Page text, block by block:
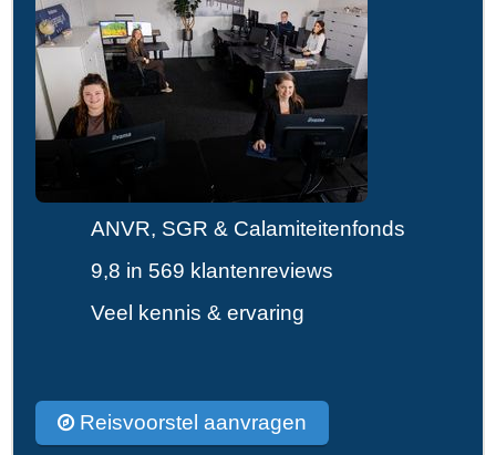
ANVR, SGR & Calamiteitenfonds
9,8 in 569 klantenreviews
Veel kennis & ervaring
Reisvoorstel aanvragen